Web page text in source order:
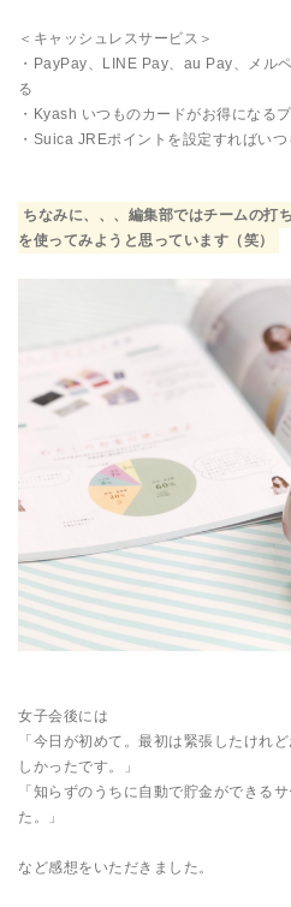
＜キャッシュレスサービス＞
・PayPay、LINE Pay、au Pay、メル
る
・Kyash いつものカードがお得になる
・Suica JREポイントを設定すればい
ちなみに、、、編集部ではチームの打
を使ってみようと思っています（笑）
女子会後には
「今日が初めて。最初は緊張したけれ
しかったです。」
「知らずのうちに自動で貯金ができる
た。」
など感想をいただきました。